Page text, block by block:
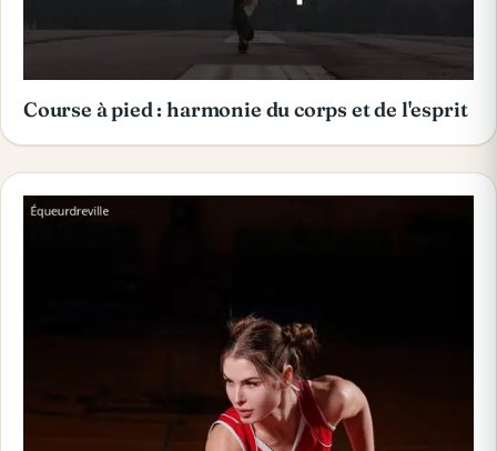
Course à pied : harmonie du corps et de l'esprit